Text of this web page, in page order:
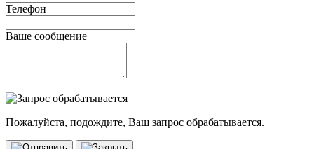
Телефон
Ваше сообщение
Пожалуйста, подождите, Ваш запрос обрабатывается.